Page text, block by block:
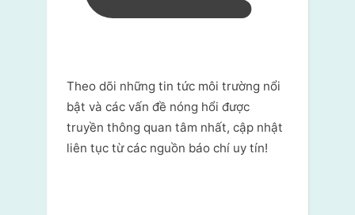
Theo dõi những tin tức môi trường nổi
bật và các vấn đề nóng hổi được
truyền thông quan tâm nhất, cập nhật
liên tục từ các nguồn báo chí uy tín!